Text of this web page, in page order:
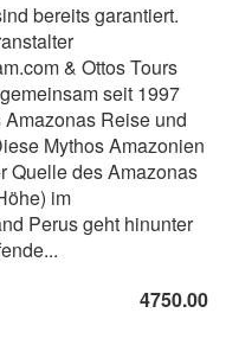
bereits garantiert.
& Ottos Tours
seit 1997
Reise und
Mythos Amazonien
Quelle des Amazonas
im
Perus geht hinunter
4750.00